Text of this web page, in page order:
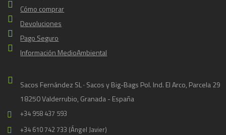
Cómo comprar
Devoluciones
Pago Seguro
Información MedioAmbiental
Sacos Fernández SL · Sacos y Big-Bags Pol. Ind. El Arco, Parcela 29
18250 Valderrubio, Granada - España
+34 958 437 593
+34 610 742 733 (Ángel Javier)